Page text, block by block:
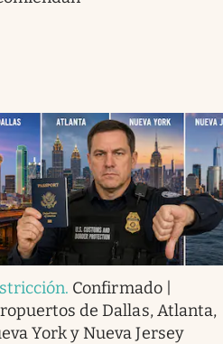
. Confirmado |
de Dallas, Atlanta,
York y Nueva Jersey